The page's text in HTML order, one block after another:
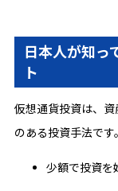
日本人が知っ
ト
仮想通貨投資は、
のある投資手法です
少額で投資を